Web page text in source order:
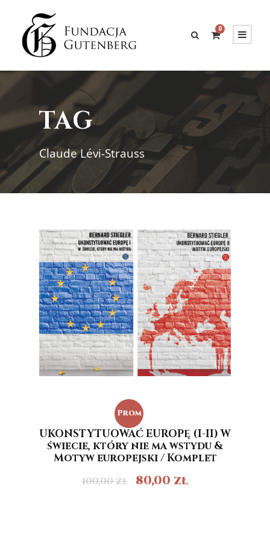
0
TAG
Claude Lévi-Strauss
Prom
ocja!
UKONSTYTUOWAĆ EUROPĘ (I-II) W
świecie, który nie ma wstydu &
Motyw europejski / Komplet
100,00zł 80,00 zł